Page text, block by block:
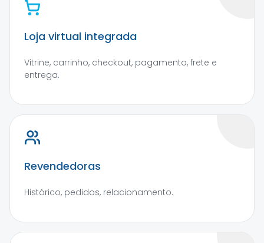
Loja virtual integrada
Vitrine, carrinho, checkout, pagamento, frete e
entrega.
Revendedoras
Histórico, pedidos, relacionamento.